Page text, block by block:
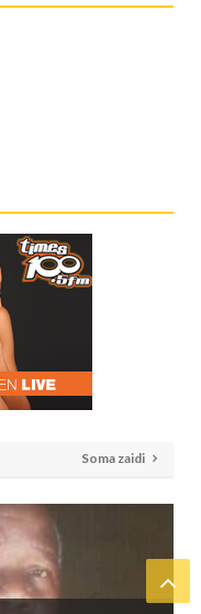
Soma zaidi